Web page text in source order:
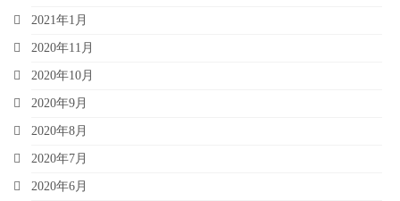
2021年1月
2020年11月
2020年10月
2020年9月
2020年8月
2020年7月
2020年6月